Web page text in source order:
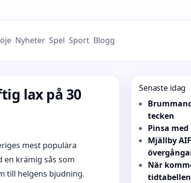
Nyheter Spel Sport Blogg
lax på 30
mest populära
krämig sås som
till helgens bjudning.
Senaste idag
tecken
Pinsa
Mjällby
När
tidtabellen